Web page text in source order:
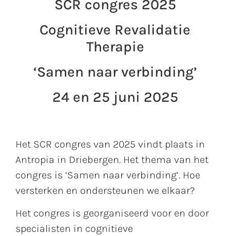
SCR congres 2025
Cognitieve Revalidatie
Therapie
‘Samen naar verbinding’
24 en 25 juni 2025
Het SCR congres van 2025 vindt plaats in
Antropia in Driebergen. Het thema van het
congres is ‘Samen naar verbinding’. Hoe
versterken en ondersteunen we elkaar?
Het congres is georganiseerd voor en door
specialisten in cognitieve